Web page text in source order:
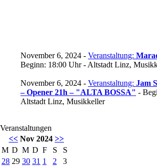
November 6, 2024 - Veranstaltung:
Beginn: 18:00 Uhr - Altstadt Linz,
November 6, 2024 - Veranstaltung: Jam
– Opener 21h – "ALTA BOSSA" -
Altstadt Linz, Musikkeller
Veranstaltungen
<< Nov 2024 >>
M D M D F S
S
28 29 30 31 1 2
3